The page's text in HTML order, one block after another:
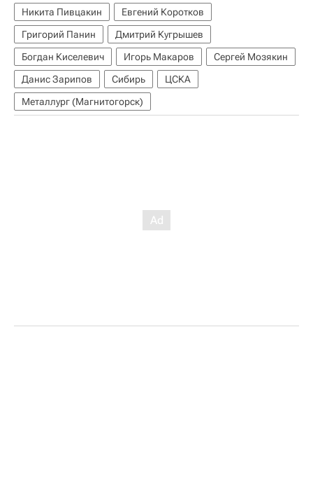
Никита Пивцакин
Евгений Коротков
Григорий Панин
Дмитрий Кугрышев
Богдан Киселевич
Игорь Макаров
Сергей Мозякин
Данис Зарипов
Сибирь
ЦСКА
Металлург (Магнитогорск)